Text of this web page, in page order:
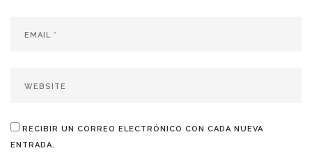
RECIBIR UN CORREO ELECTRÓNICO CON CADA NUEVA
ENTRADA.